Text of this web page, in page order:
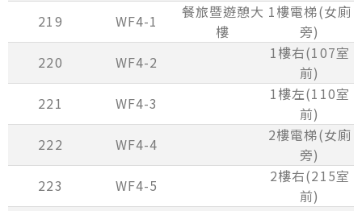
219 WF4-1
餐旅暨遊憩大
樓
1樓電梯(女廁
旁)
220
WF4-2
1樓右(107室
前)
221
WF4-3
1樓左(110室
前)
222
WF4-4
2樓電梯(女廁
旁)
223
WF4-5
2樓右(215室
前)